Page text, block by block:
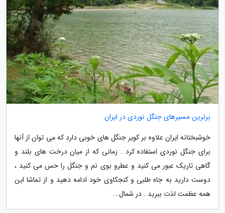
برترین مسیرهای جنگل نوردی در ایران
خوشبختانه ایران علاوه بر کویر جنگل های خوبی دارد که می توان از آنها
برای جنگل نوردی استفاده کرد . زمانی که از میان درخت های بلند و
گاهی تاریک عبور می کنید و عطرو بوی نم و جنگل را حس می کنید ،
دوست دارید به جاه طلبی و کنجکاوی خود ادامه دهید و از تماشا این
همه عظمت لذت ببرید . در شمال...